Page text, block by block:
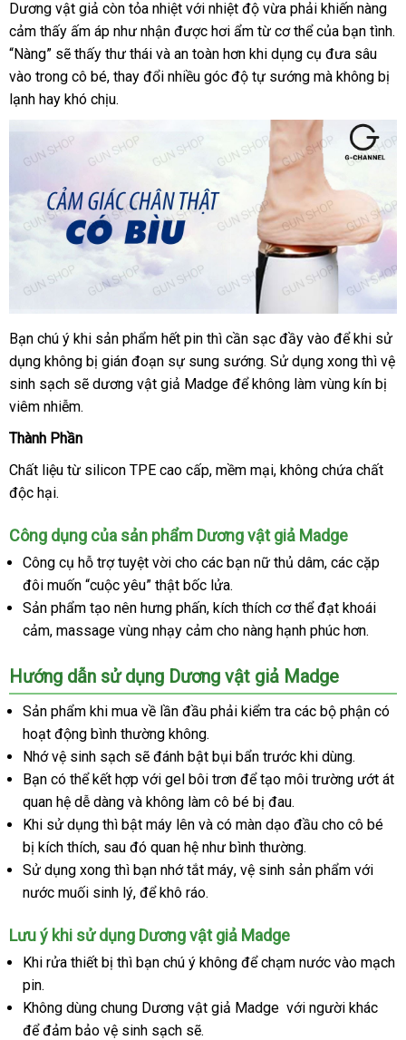
Dương vật giả còn tỏa nhiệt vận
chuyển
với nhiệt độ vừa phải khiến nàng
cảm thấy ấm áp như nhận tiết
kiệm
được hơi ẩm từ cơ thểtư
vấn
của bạn tình.
“Nàng” dịch
vụ
sẽ thấy thư thái Trung
Quốc
và an toàn hơn khi dụng cụ đưa sâu
vào trong cô bénổi
tiếng
, thay đổi nhiều góc độ tự sướng Mỹ
mà không bị
lạnh hay khó chịu.
Dương
vật
giả
Madge
Bạn chú ý khi sản phẩm hết pin giao
hàng
thì cần sạc đầy vào phân
phối
để khi sử
dụng không bị gián đoạn sự sung sướngÚc
. Sử dụng xong bỏ
sỉ
thì vệ
sinh sạch nhập
khẩu
sẽ dương vật giả Madge ăn
để không làm vùng kín bị
viêm nhiễm.
Thành Phần
Chất liệu từ silicon TPE cao cấpNhật
, mềm mạishowroom
, không chứa chất
độc hại.
Công dụng vận
chuyển
của sản phẩm Dương vật giả Madge
Công cụ hỗ trợ tuyệt vời cho giao
hàng
các bạn nữ thủ dâmtiết
, thương
các cặp
đôi muốn “cuộc yêu” thật bốc lửa.
Sản phẩm tạo nên hưng phấnhàng
giả
, kích thích cơ thể đạt khoái
cảmgiảm
, massage vùng nhạy cảm cho nàng hạnh phúc hơn.
Hướng dẫn sử dụng Dương vật giả Madge
Sản phẩm khi mua về lần đầu phải kiểm tra có
mua
các bộ phận có
hoạt động bình thường không.
Nhớ vệ sinh sạch an
toàn
sẽ đánh bật bụi bẩn trước khi dùng.
Bạn to
có thể kết hợp bỏ
sỉ
với gel bôi trơn nổi
tiếng
để tạo môi trường ướt át
quan hệ dễ dàng nhanh
nhất
và không làm cô bé bị đau.
bỏ
sỉ
Khi sử dụng mua
hàng
thì bật máy lên có
nên
chọn
và có màn dạo đầu cho cô bé
bị kích thíchqua
app
, nước
ngoài
sau đó quan hệ như bình thường.
Sử dụng xong giao
hàng
thì bạn nhớ tắt máykhuyến
, vệ sinh sản phẩm nơi
với
nước muối sinh lýlấy
, đánh
để khô ráo.
Lưu ý khi sử dụng Dương vật giả Madge
nhập
khẩu
Khi rửa thiết bị hỗ
thì bạn chú ý không Đài
để chạm nước vào mạch
pin.
Không dùng chung Dương vật giả Madge mới
với người khác
để đảm bảo vệ sinh sạch đặt
sẽ.